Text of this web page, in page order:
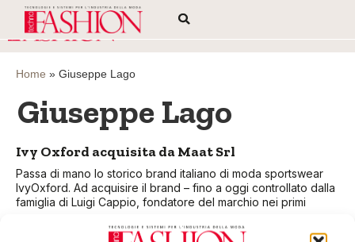
Home » Giuseppe Lago
Giuseppe Lago
Ivy Oxford acquisita da Maat Srl
Passa di mano lo storico brand italiano di moda sportswear
IvyOxford. Ad acquisire il brand – fino a oggi controllato dalla
famiglia di Luigi Cappio, fondatore del marchio nei primi